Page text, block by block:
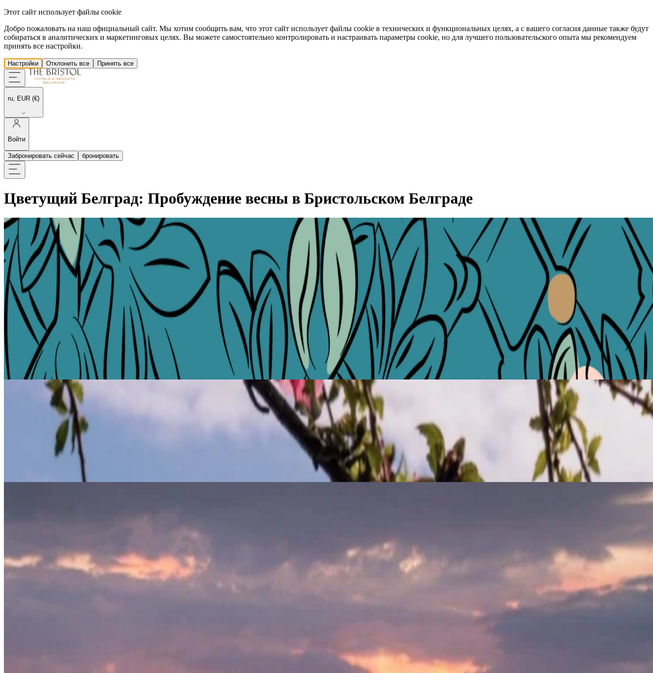
Этот сайт использует файлы cookie
Добро пожаловать на наш официальный сайт. Мы хотим сообщить вам, что этот сайт использует файлы cookie в технических и функциональных целях, а с вашего согласия данные также будут
собираться в аналитических и маркетинговых целях. Вы можете самостоятельно контролировать и настраивать параметры cookie, но для лучшего пользовательского опыта мы рекомендуем
принять все настройки.
Настройки Отклонить все Принять все
ru, EUR (€)
Войти
Забронировать сейчас бронировать
Цветущий Белград: Пробуждение весны в Бристольском Белграде
Первый день весны наступил, и вместе с ним The Bristol Belgrade принимает сезон обновления и красоты. Пробуждается природа, пробуждается и Белград, и нет лучшего способа
отпраздновать это яркое преображение, чем наше эксклюзивное предложение "Белград в цвету".
Цветочное приветствие
Вступите в весну вместе с нами, начиная с самого фасада The Bristol Belgrade, где пышные цветочные композиции повторяют элегантность деталей нашего исторического здания в стиле
модерн. Сам город расцветает, а деревья сакуры окрашивают наш район в нежные розовые и белые цвета. Все вокруг зеленое, свежее и наполнено новой жизнью - приглашаем вас исследовать
Белград в его самом очаровательном виде.
Остановитесь и исследуйте
Кто бы вы ни были - местный житель, ищущий сезонное пристанище, или гость, желающий увидеть Белград в его самом живописном окружении, - наше специальное предложение по
размещению обеспечит вам идеальный весенний отдых. Остановитесь у нас и окунитесь в лучшее, что может предложить город. Погода идеально подходит для неспешных прогулок у реки,
открытия ремесленных магазинов и знакомства со скрытыми жемчужинами города.
Sip, Savor, and Celebrate
Весна требует легких, освежающих вкусов, и мы с увлечением составили коктейльную карту, которая отражает суть сезона. От нежных пузырьков и спритцев до травяных настоев и
цветочных гарниров - каждый глоток создан, чтобы дополнить безмятежную атмосферу The Courtyard - нашего уютного оазиса с внутренним садом в самом центре города.
Новое кулинарное путешествие
Апрель принесет не только распустившиеся цветы, но и запуск нашего совершенно нового меню в The Dining Room. Станьте одним из первых, кто попробует свежие сезонные блюда,
созданные с учетом элегантности и яркого настроения весны.
В этом сезоне The Bristol Belgrade - это больше, чем просто место для проживания, это праздник весны, приглашение побаловать себя красотой, вкусами и отдыхом. Усиливайте свои весенние
впечатления вместе с нами и позвольте цветущему сезону раскрыться самым очаровательным образом.